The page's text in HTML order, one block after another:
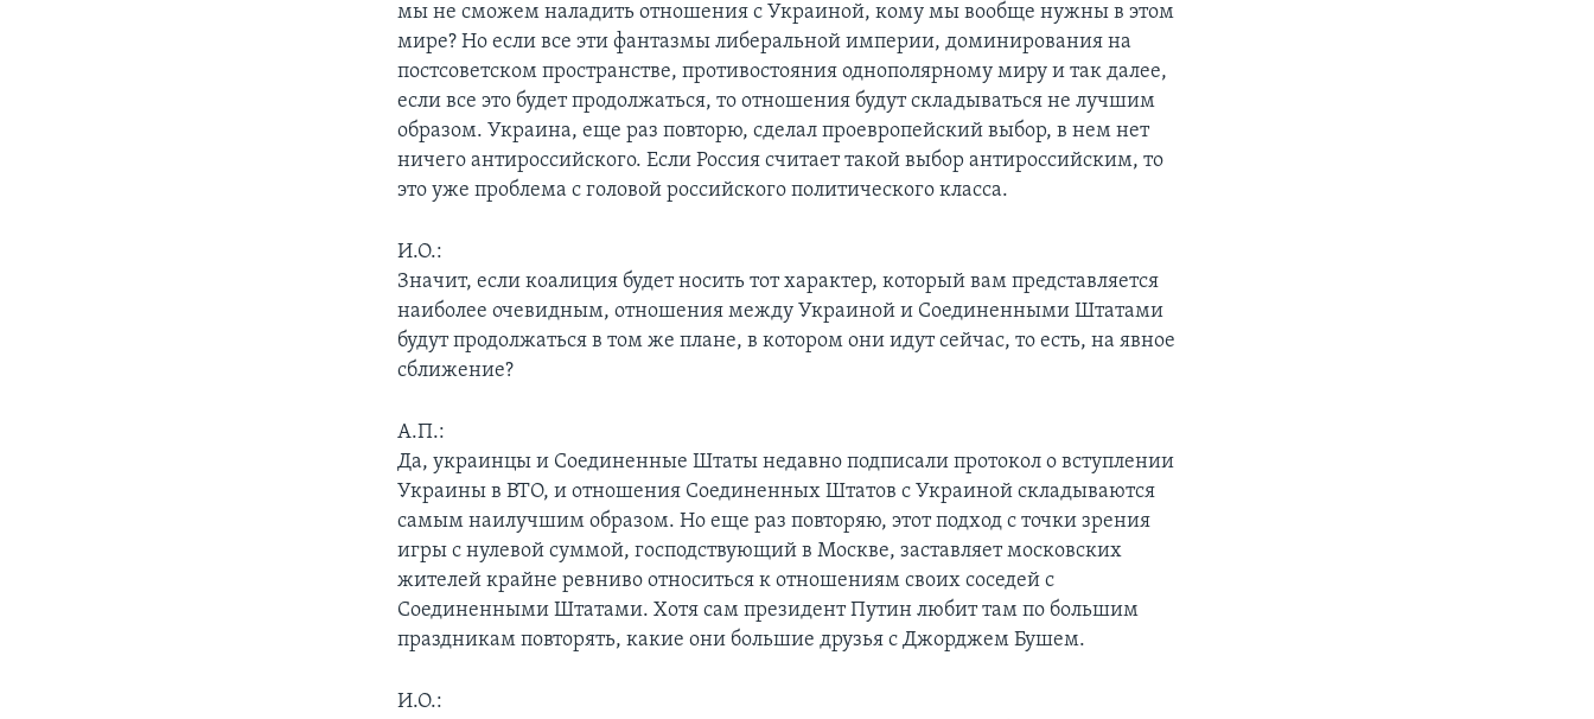
мы не сможем наладить отношения с Украиной, кому мы вообще нужны в этом
мире? Но если все эти фантазмы либеральной империи, доминирования на
постсоветском пространстве, противостояния однополярному миру и так далее,
если все это будет продолжаться, то отношения будут складываться не лучшим
образом. Украина, еще раз повторю, сделал проевропейский выбор, в нем нет
ничего антироссийского. Если Россия считает такой выбор антироссийским, то
это уже проблема с головой российского политического класса.
И.О.:
Значит, если коалиция будет носить тот характер, который вам представляется
наиболее очевидным, отношения между Украиной и Соединенными Штатами
будут продолжаться в том же плане, в котором они идут сейчас, то есть, на явное
сближение?
А.П.:
Да, украинцы и Соединенные Штаты недавно подписали протокол о вступлении
Украины в ВТО, и отношения Соединенных Штатов с Украиной складываются
самым наилучшим образом. Но еще раз повторяю, этот подход с точки зрения
игры с нулевой суммой, господствующий в Москве, заставляет московских
жителей крайне ревниво относиться к отношениям своих соседей с
Соединенными Штатами. Хотя сам президент Путин любит там по большим
праздникам повторять, какие они большие друзья с Джорджем Бушем.
И.О.: